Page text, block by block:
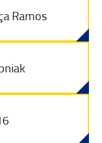
Ramos